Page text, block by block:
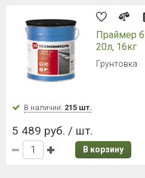
Праймер
20л, 16кг
Грунтовка
В наличии: 215 шт.
5 489 руб. / шт.
В корзину